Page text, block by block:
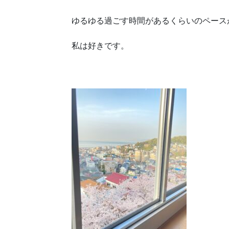
ゆるゆる過ごす時間があるくらいのペース
私は好きです。